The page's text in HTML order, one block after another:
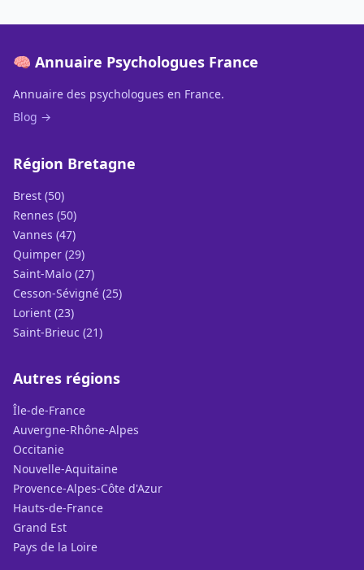
🧠 Annuaire Psychologues France
Annuaire des psychologues en France.
Blog →
Région Bretagne
Brest (50)
Rennes (50)
Vannes (47)
Quimper (29)
Saint-Malo (27)
Cesson-Sévigné (25)
Lorient (23)
Saint-Brieuc (21)
Autres régions
Île-de-France
Auvergne-Rhône-Alpes
Occitanie
Nouvelle-Aquitaine
Provence-Alpes-Côte d'Azur
Hauts-de-France
Grand Est
Pays de la Loire